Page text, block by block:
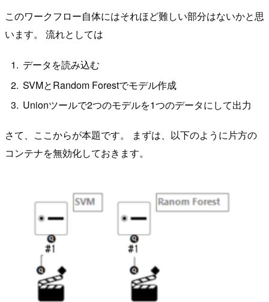
このワークフロー自体にはそれほど難しい部分はないかと思
います。 流れとしては
データを読み込む
SVMとRandom Forestでモデル作成
Unionツールで2つのモデルを1つのデータにして出力
さて、ここからが本題です。 まずは、以下のように片方の
コンテナを無効化しておきます。